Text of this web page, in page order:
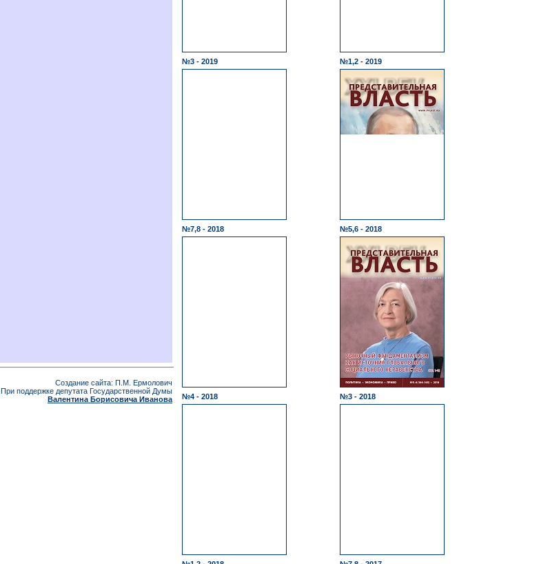
Создание сайта: П.М. Ермолович
При поддержке депутата Государственной Думы
Валентина Борисовича Иванова
№3 - 2019 №1,2 - 2019
№7,8 - 2018 №5,6 - 2018
№4 - 2018 №3 - 2018